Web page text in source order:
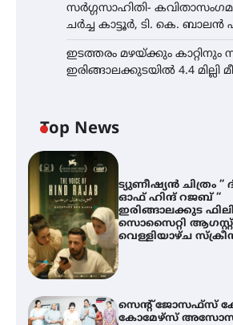
സർഗ്ഗസാഹിതി-
ചർച്ച കാട്ടൂർ, ടി. കെ. ബാലൻ
ഇടത്തരം മഴയ്ക്കും കാറ്റിനും
ഇരിങ്ങാലക്കുടയിൽ 4.4 മില്ലി
Top News
ട്യുണീഷ്യൻ ചിത്രം
ഓഫ് ഹിന്ദ് റജബ് ”
ഇരിങ്ങാലക്കുട
സൊസൈറ്റി ആഗസ്റ്റ്
വെള്ളിയാഴ്ച
സെന്റ് ജോസഫ്സ്
കോമേഴ്‌സ്